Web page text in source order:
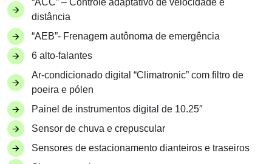
distância
“AEB”- Frenagem autônoma de emergência
6 alto-falantes
Ar-condicionado digital “Climatronic” com filtro de
poeira e pólen
Painel de instrumentos digital de 10.25″
Sensor de chuva e crepuscular
Sensores de estacionamento dianteiros e traseiros